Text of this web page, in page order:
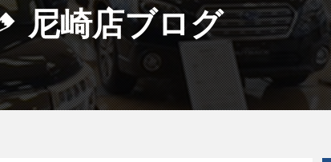
播磨
阪神方面
法定 12ヶ月 点検
6ヶ月ごとの セーフティ チェック
車検 3ヶ月前 無料診断
尼崎店ブログ